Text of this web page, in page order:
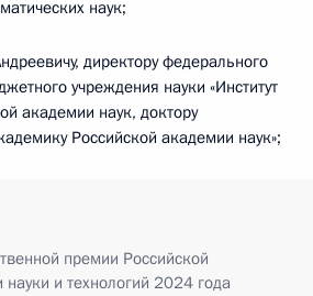
наук;
директору федерального
учреждения науки «Институт
академии наук, доктору
Российской академии наук»;
премии Российской
и технологий 2024 года